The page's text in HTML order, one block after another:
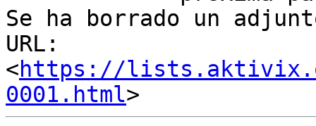
Se ha borrado un
URL:
<https://
0001.html